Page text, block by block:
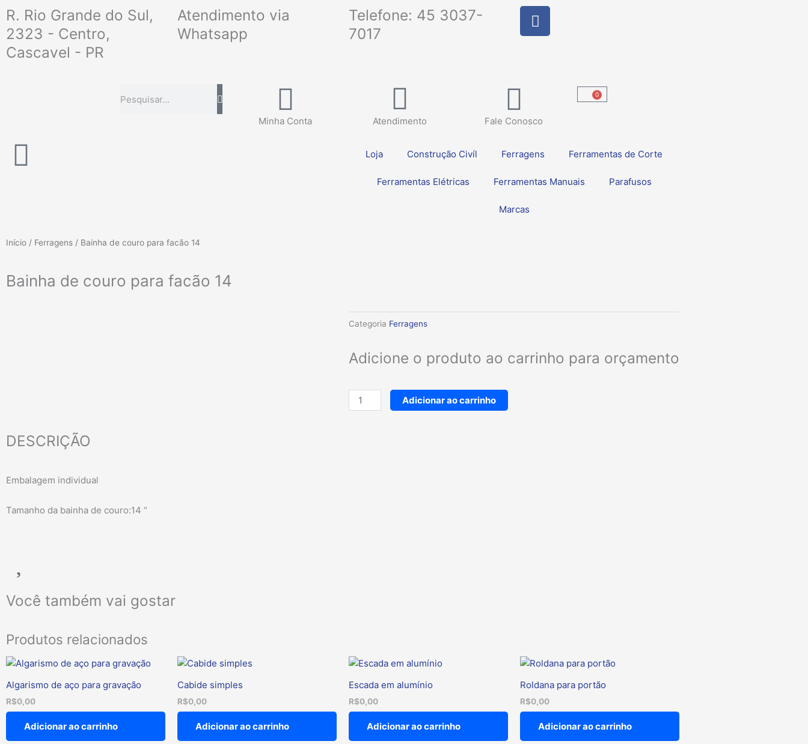
para
conteúdo
R. Rio Grande do Sul,
2323 - Centro,
Cascavel - PR
Atendimento via
Whatsapp
Telefone: 45 3037-
7017
F
a
k
Minha Conta Atendimento Fale Conosco
0
Carrinho
Loja Construção Civíl Ferragens Ferramentas de Corte
Ferramentas Elétricas Ferramentas Manuais Parafusos
Marcas
Início / Ferragens / Bainha de couro para facão 14
Bainha de couro para facão 14
Categoria Ferragens
Adicione o produto ao carrinho para orçamento
Bainha
de
Adicionar ao carrinho
DESCRIÇÃO
Embalagem individual
Tamanho da bainha de couro:14 “
Você também vai gostar
Produtos relacionados
Algarismo de aço para gravação
R$0,00
Adicionar ao carrinho
Cabide simples
R$0,00
Adicionar ao carrinho
Escada em alumínio
R$0,00
Adicionar ao carrinho
Roldana para portão
R$0,00
Adicionar ao carrinho